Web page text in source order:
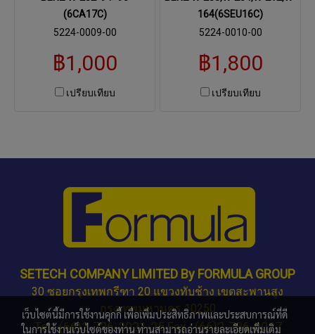
(6CA17C)
5224-0009-00
฿1,000
เปรียบเทียบ
164(6SEU16C)
5224-0010-00
฿1,800
เปรียบเทียบ
SETECH COMPANY LIMITED By FORMULA GROUP
30 ซอยกรุงเทพกรีฑา 20 แขวงทับช้าง เขตสะพานสูง
กรุงเทพมหานคร 10250
Tel : (66)2-736-2021-25 Fax : (66)2-736-0027
เว็บไซต์นี้มีการใช้งานคุกกี้ เพื่อเพิ่มประสิทธิภาพและประสบการณ์ที่ดี
ในการใช้งานเว็บไซต์ของท่าน ท่านสามารถอ่านรายละเอียดเพิ่มเติม